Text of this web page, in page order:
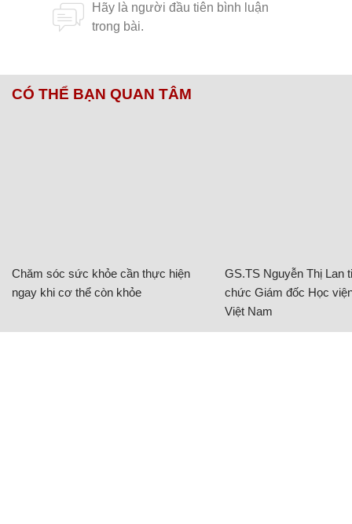
CÓ THỂ BẠN QUAN TÂM
Chăm sóc sức khỏe cần thực hiện
ngay khi cơ thể còn khỏe
GS.TS Nguyễn Thị Lan
chức Giám đốc Học
Việt Nam